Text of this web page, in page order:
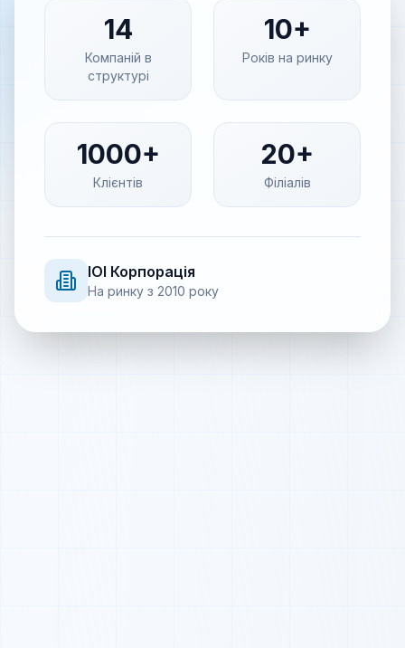
14
Компаній в
структурі
10+
Років на ринку
1000+
Клієнтів
20+
Філіалів
IOI Корпорація
На ринку з 2010 року